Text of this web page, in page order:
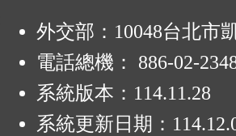
外交部：10048台北市
電話總機： 886-02-
系統版本： 114.11.28
系統更新日期：